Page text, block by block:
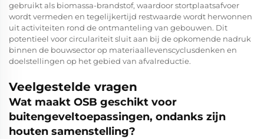
gebruikt als biomassa-brandstof, waardoor stortplaatsafvoer
wordt vermeden en tegelijkertijd restwaarde wordt herwonnen
uit activiteiten rond de ontmanteling van gebouwen. Dit
potentieel voor circulariteit sluit aan bij de opkomende nadruk
binnen de bouwsector op materiaallevenscyclusdenken en
doelstellingen op het gebied van afvalreductie.
Veelgestelde vragen
Wat maakt OSB geschikt voor
buitengeveltoepassingen, ondanks zijn
houten samenstelling?